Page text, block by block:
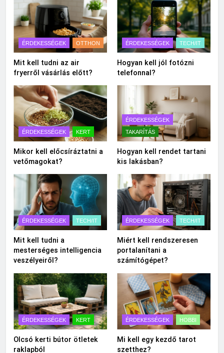
ÉRDEKESSÉGEK OTTHON
Mit kell tudni az air
fryerről vásárlás előtt?
ÉRDEKESSÉGEK TECH/IT
Hogyan kell jól fotózni
telefonnal?
ÉRDEKESSÉGEK KERT
Mikor kell előcsíráztatni a
vetőmagokat?
ÉRDEKESSÉGEK
TAKARÍTÁS
Hogyan kell rendet tartani
kis lakásban?
ÉRDEKESSÉGEK TECH/IT
Mit kell tudni a
mesterséges intelligencia
veszélyeiről?
ÉRDEKESSÉGEK TECH/IT
Miért kell rendszeresen
portalanítani a
számítógépet?
ÉRDEKESSÉGEK KERT
Olcsó kerti bútor ötletek
raklapból
ÉRDEKESSÉGEK HOBBI
Mi kell egy kezdő tarot
szetthez?